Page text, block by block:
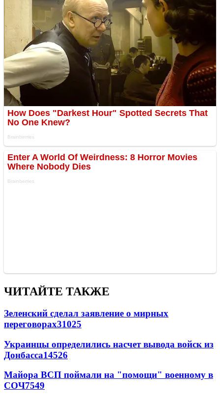
ЧИТАЙТЕ ТАКЖЕ
Зеленский сделал заявление о мирных
переговорах31025
Украинцы определились насчет вывода войск из
Донбасса14526
Майора ВСП поймали на "помощи" военному в
СОЧ7549